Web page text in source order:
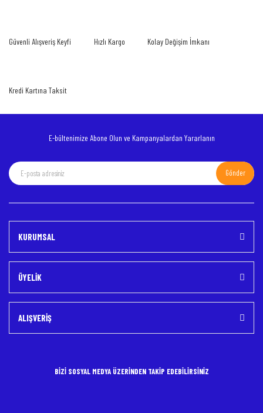
Ürün açıklamasında eksik bilgiler bulunuyor.
Güvenli Alışveriş Keyfi Hızlı Kargo Kolay Değişim İmkanı
Kredi Kartına Taksit
E-bültenimize Abone Olun ve Kampanyalardan Yararlanın
Gönder
KURUMSAL
ÜYELİK
ALIŞVERİŞ
BİZİ SOSYAL MEDYA ÜZERİNDEN TAKİP EDEBİLİRSİNİZ